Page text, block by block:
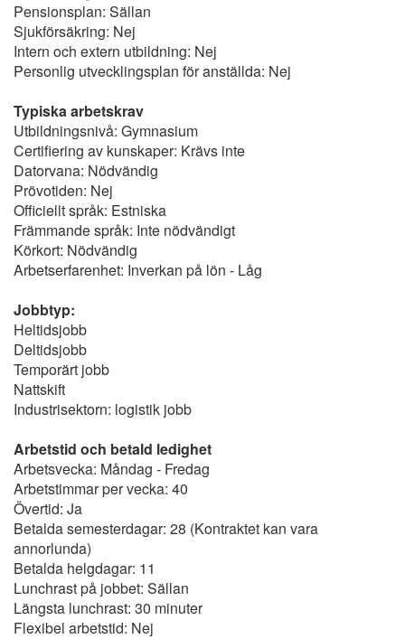
Pensionsplan: Sällan
Sjukförsäkring: Nej
Intern och extern utbildning: Nej
Personlig utvecklingsplan för anställda: Nej
Typiska arbetskrav
Utbildningsnivå: Gymnasium
Certifiering av kunskaper: Krävs inte
Datorvana: Nödvändig
Prövotiden: Nej
Officiellt språk: Estniska
Främmande språk: Inte nödvändigt
Körkort: Nödvändig
Arbetserfarenhet: Inverkan på lön - Låg
Jobbtyp:
Heltidsjobb
Deltidsjobb
Temporärt jobb
Nattskift
Industrisektorn: logistik jobb
Arbetstid och betald ledighet
Arbetsvecka: Måndag - Fredag
Arbetstimmar per vecka: 40
Övertid: Ja
Betalda semesterdagar: 28 (Kontraktet kan vara
annorlunda)
Betalda helgdagar: 11
Lunchrast på jobbet: Sällan
Längsta lunchrast: 30 minuter
Flexibel arbetstid: Nej